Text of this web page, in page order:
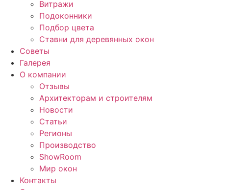
Витражи
Подоконники
Подбор цвета
Ставни для деревянных окон
Советы
Галерея
О компании
Отзывы
Архитекторам и строителям
Новости
Статьи
Регионы
Производство
ShowRoom
Мир окон
Контакты